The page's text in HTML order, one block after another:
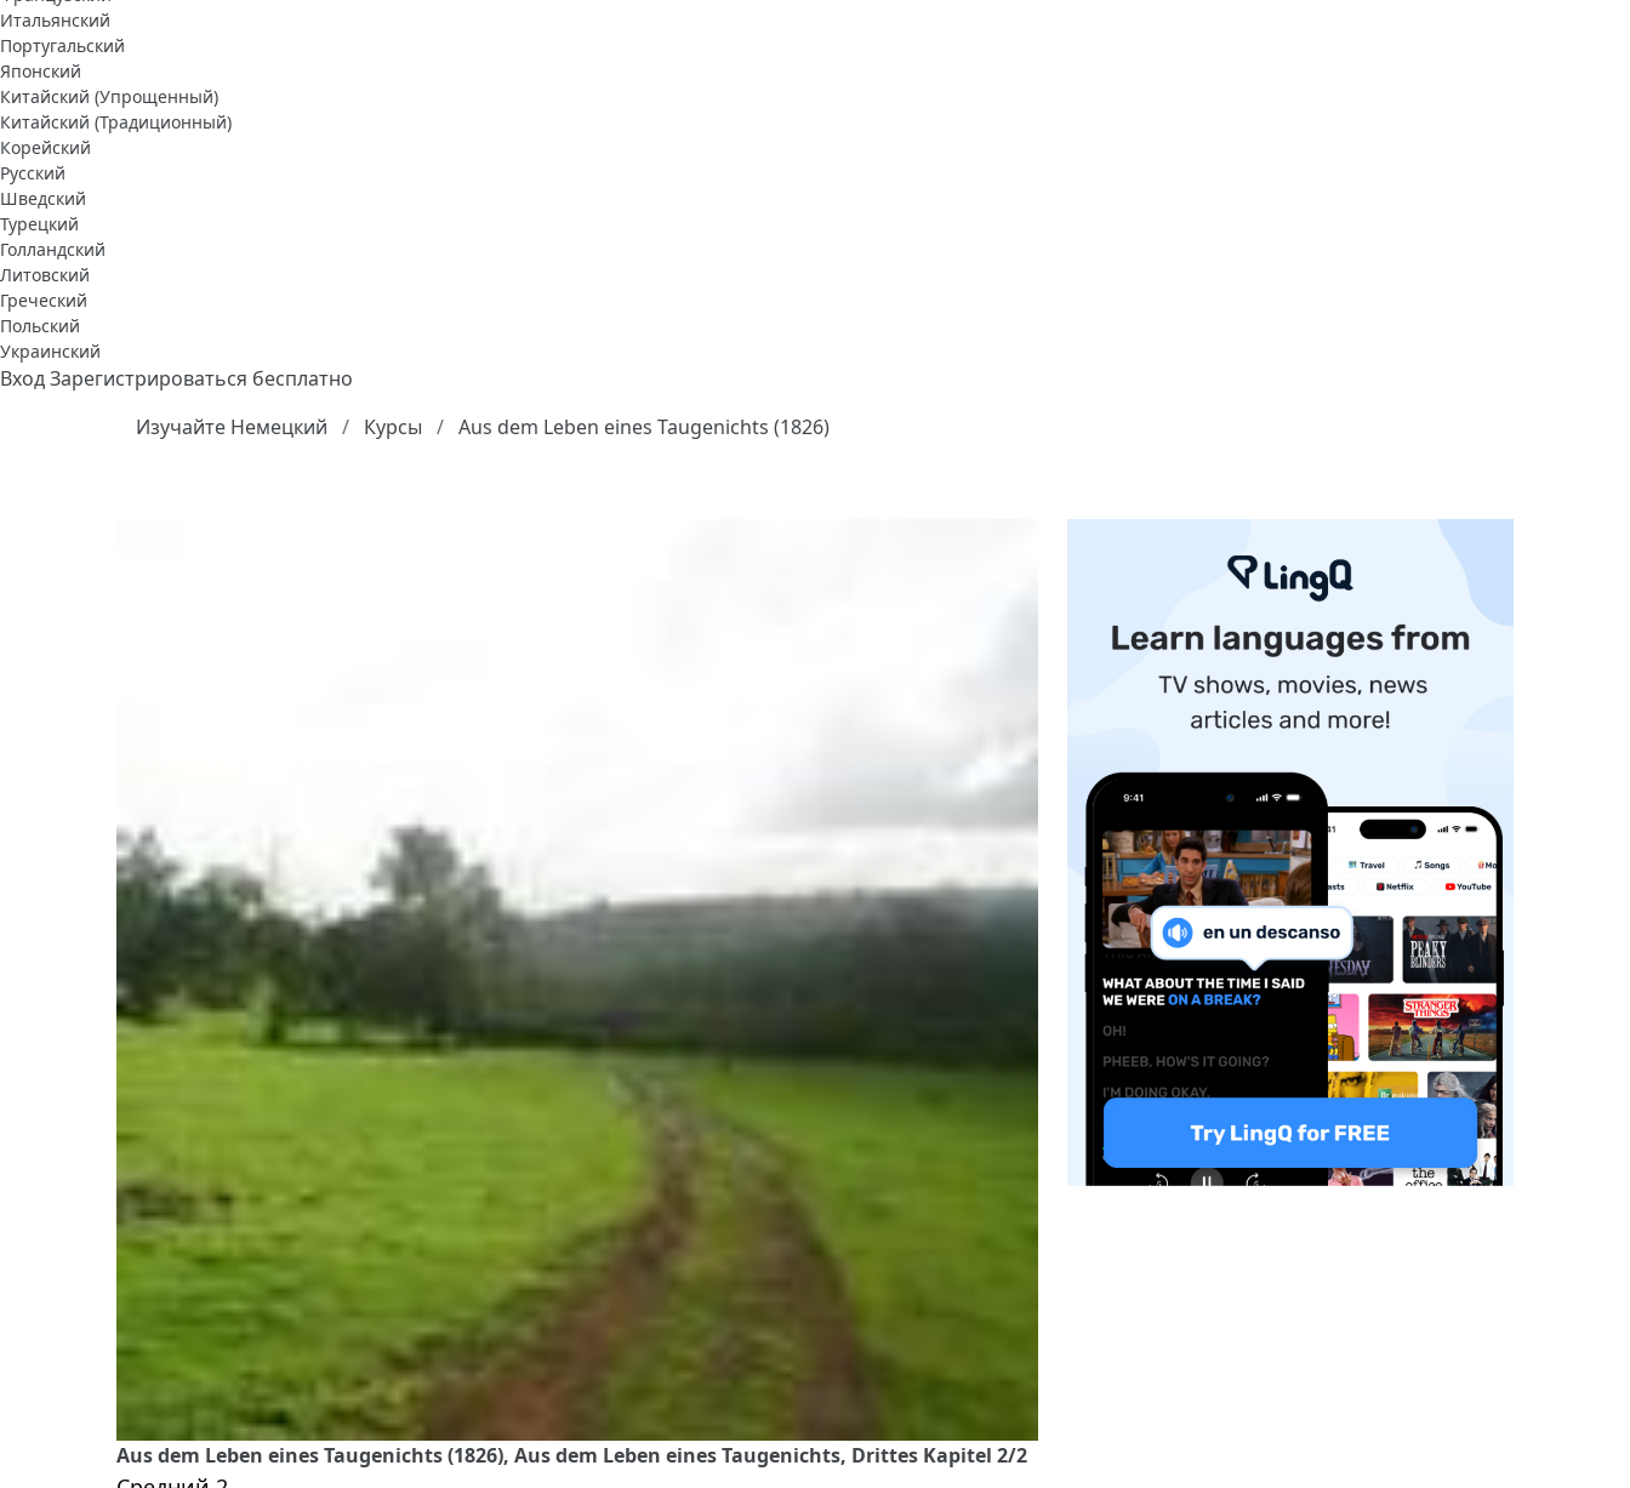
Итальянский
Португальский
Японский
Китайский (Упрощенный)
Китайский (Традиционный)
Корейский
Русский
Шведский
Турецкий
Голландский
Литовский
Греческий
Польский
Украинский
ВходЗарегистрироваться бесплатно
Изучайте Немецкий
Курсы Aus dem Leben eines Taugenichts (1826)
Aus dem Leben eines Taugenichts (1826), Aus dem Leben eines Taugenichts, Drittes Kapitel 2/2